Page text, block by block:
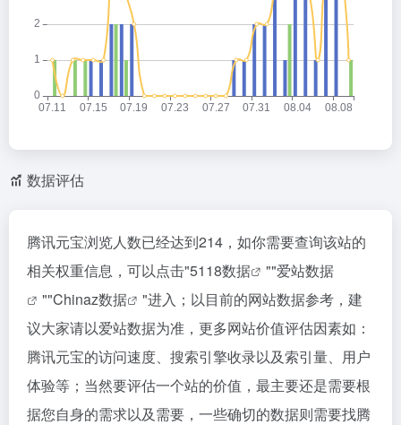
数据评估
腾讯元宝浏览人数已经达到214，如你需要查询该站的
相关权重信息，可以点击"5118数据 ""爱站数据
""Chinaz数据
"进入；以目前的网站数据参考，建
议大家请以爱站数据为准，更多网站价值评估因素如：
腾讯元宝的访问速度、搜索引擎收录以及索引量、用户
体验等；当然要评估一个站的价值，最主要还是需要根
据您自身的需求以及需要，一些确切的数据则需要找腾